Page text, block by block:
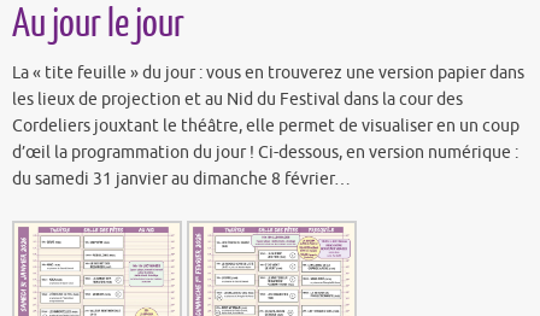
Au jour le jour
La « tite feuille » du jour : vous en trouverez une version papier dans
les lieux de projection et au Nid du Festival dans la cour des
Cordeliers jouxtant le théâtre, elle permet de visualiser en un coup
d’œil la programmation du jour ! Ci-dessous, en version numérique :
du samedi 31 janvier au dimanche 8 février…